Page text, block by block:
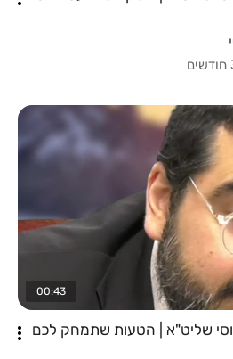
00:43
שליט"א | הטעות שתמחק לכם